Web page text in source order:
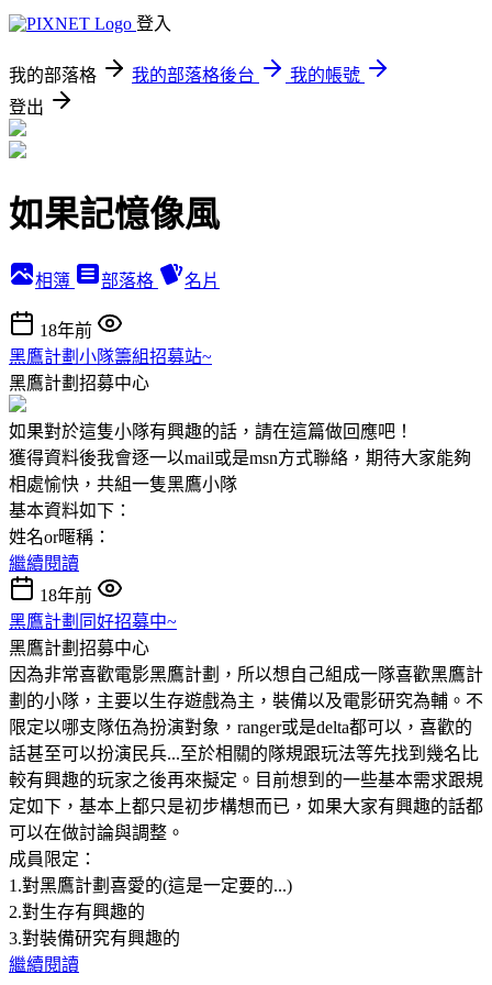
登入
我的部落格 我的部落格後台
我的帳號
登出
如果記憶像風
相簿 部落格 名片
18年前
黑鷹計劃小隊籌組招募站~
黑鷹計劃招募中心
如果對於這隻小隊有興趣的話，請在這篇做回應吧！
獲得資料後我會逐一以mail或是msn方式聯絡，期待大家能夠
相處愉快，共組一隻黑鷹小隊
基本資料如下：
姓名or暱稱：
繼續閱讀
18年前
黑鷹計劃同好招募中~
黑鷹計劃招募中心
因為非常喜歡電影黑鷹計劃，所以想自己組成一隊喜歡黑鷹計
劃的小隊，主要以生存遊戲為主，裝備以及電影研究為輔。不
限定以哪支隊伍為扮演對象，ranger或是delta都可以，喜歡的
話甚至可以扮演民兵...至於相關的隊規跟玩法等先找到幾名比
較有興趣的玩家之後再來擬定。目前想到的一些基本需求跟規
定如下，基本上都只是初步構想而已，如果大家有興趣的話都
可以在做討論與調整。
成員限定：
1.對黑鷹計劃喜愛的(這是一定要的...)
2.對生存有興趣的
3.對裝備研究有興趣的
繼續閱讀